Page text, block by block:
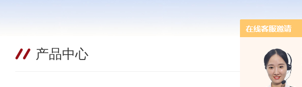
产品中心